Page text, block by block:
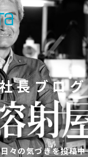
会社
長ブログ
日々の気づきを投稿中